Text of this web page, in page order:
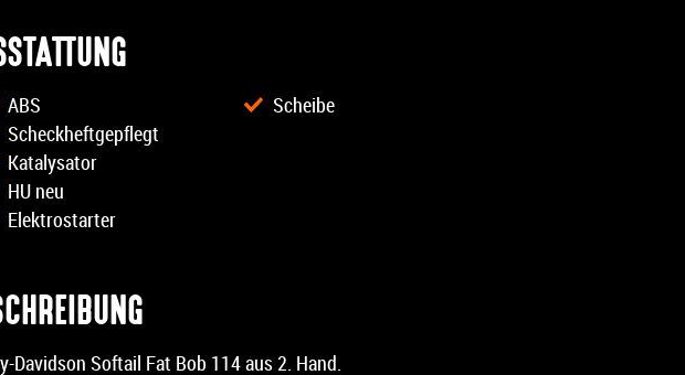
ABS
Scheckheftgepflegt
Katalysator
HU neu
Elektrostarter
Scheibe
Davidson Softail Fat Bob 114 aus 2. Hand.